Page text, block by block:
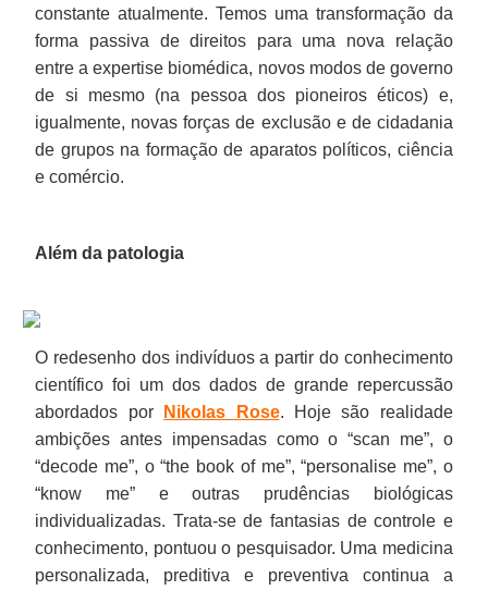
constante atualmente. Temos uma transformação da
forma passiva de direitos para uma nova relação
entre a expertise biomédica, novos modos de governo
de si mesmo (na pessoa dos pioneiros éticos) e,
igualmente, novas forças de exclusão e de cidadania
de grupos na formação de aparatos políticos, ciência
e comércio.
Além da patologia
O redesenho dos indivíduos a partir do conhecimento
científico foi um dos dados de grande repercussão
abordados por
Nikolas Rose. Hoje são realidade
ambições antes impensadas como o “scan me”, o
“decode me”, o “the book of me”, “personalise me”, o
“know me” e outras prudências biológicas
individualizadas. Trata-se de fantasias de controle e
conhecimento, pontuou o pesquisador. Uma medicina
personalizada, preditiva e preventiva continua a